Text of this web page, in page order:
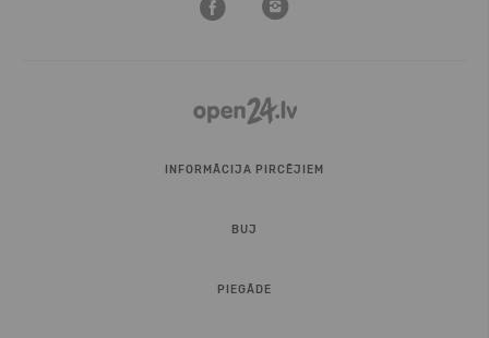
INFORMĀCIJA PIRCĒJIEM
BUJ
PIEGĀDE